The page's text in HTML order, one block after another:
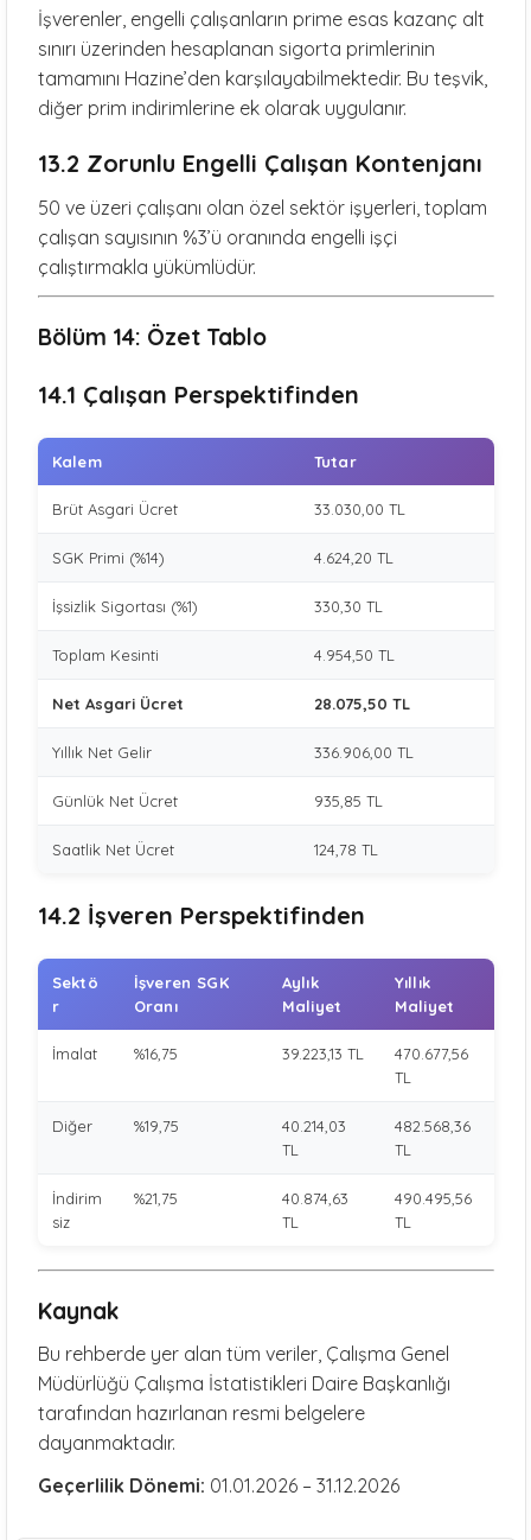
İşverenler, engelli çalışanların prime esas kazanç alt
sınırı üzerinden hesaplanan sigorta primlerinin
tamamını Hazine’den karşılayabilmektedir. Bu teşvik,
diğer prim indirimlerine ek olarak uygulanır.
13.2 Zorunlu Engelli Çalışan Kontenjanı
50 ve üzeri çalışanı olan özel sektör işyerleri, toplam
çalışan sayısının %3’ü oranında engelli işçi
çalıştırmakla yükümlüdür.
Bölüm 14: Özet Tablo
14.1 Çalışan Perspektifinden
Kalem Tutar
Brüt Asgari Ücret 33.030,00 TL
SGK Primi (%14) 4.624,20 TL
İşsizlik Sigortası (%1) 330,30 TL
Toplam Kesinti 4.954,50 TL
Net Asgari Ücret 28.075,50 TL
Yıllık Net Gelir 336.906,00 TL
Günlük Net Ücret 935,85 TL
Saatlik Net Ücret 124,78 TL
14.2 İşveren Perspektifinden
Sektö
r
İşveren SGK
Oranı
Aylık
Maliyet
Yıllık
Maliyet
İmalat %16,75 39.223,13 TL
470.677,56
TL
Diğer %19,75
40.214,03
TL
482.568,36
TL
İndirim
siz
%21,75
40.874,63
TL
490.495,56
TL
Kaynak
Bu rehberde yer alan tüm veriler, Çalışma Genel
Müdürlüğü Çalışma İstatistikleri Daire Başkanlığı
tarafından hazırlanan resmi belgelere
dayanmaktadır.
Geçerlilik Dönemi: 01.01.2026 – 31.12.2026